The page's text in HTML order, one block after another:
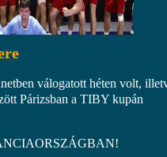
válogatott héten volt,
Párizsban a TIBY kupán